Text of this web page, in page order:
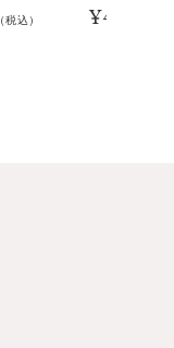
(税込) ¥4,840